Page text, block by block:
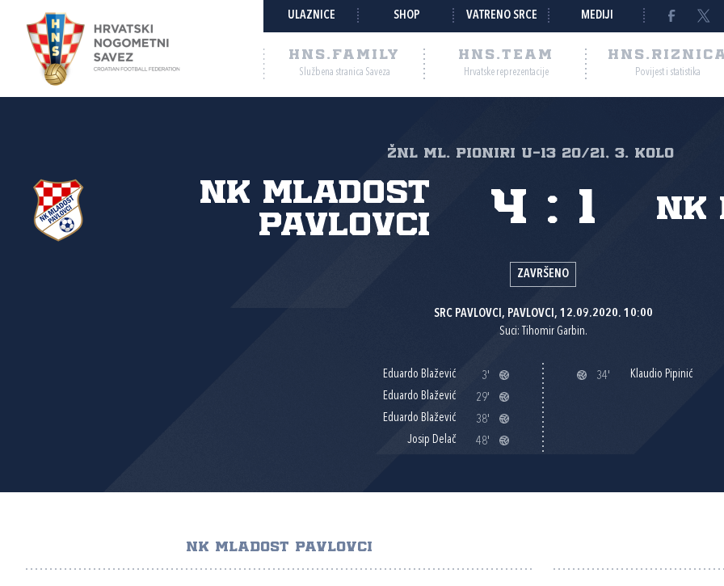
ULAZNICE SHOP VATRENO SRCE MEDIJI
HNS.FAMILY
Službena stranica Saveza
HNS.TEAM
Hrvatske reprezentacije Povijest i statistika
ŽNL Ml. pioniri U-13 20/21, 3. kolo
NK Mladost
Pavlovci
NK
4 : 1
ZAVRŠENO
SRC PAVLOVCI, PAVLOVCI, 12.09.2020. 10:00
Suci: Tihomir Garbin.
Eduardo Blažević
3'
Eduardo Blažević
29'
Eduardo Blažević
38'
Josip Delač
48'
34' Klaudio Pipinić
NK MLADOST PAVLOVCI